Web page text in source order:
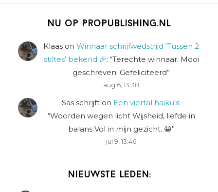
Nu op Propublishing.nl
Klaas on Winnaar schrijfwedstrijd ‘Tussen 2
stiltes’ bekend 🎉: “Terechte winnaar. Mooi
geschreven! Gefeliciteerd”
aug 6, 13:38
Sas schrijft on Een viertal haiku’s:
“Woorden wegen licht Wijsheid, liefde in
balans Vol in mijn gezicht. 😀”
jul 9, 13:46
Nieuwste leden: